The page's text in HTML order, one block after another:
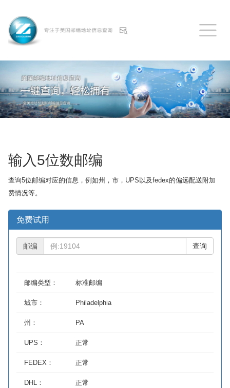
输入5位数邮编
查询5位邮编对应的信息，例如州，市，UPS以及fedex的偏远配送附加
费情况等。
免费试用
邮编 查询
邮编类型： 标准邮编
城市： Philadelphia
州： PA
UPS： 正常
FEDEX： 正常
DHL： 正常